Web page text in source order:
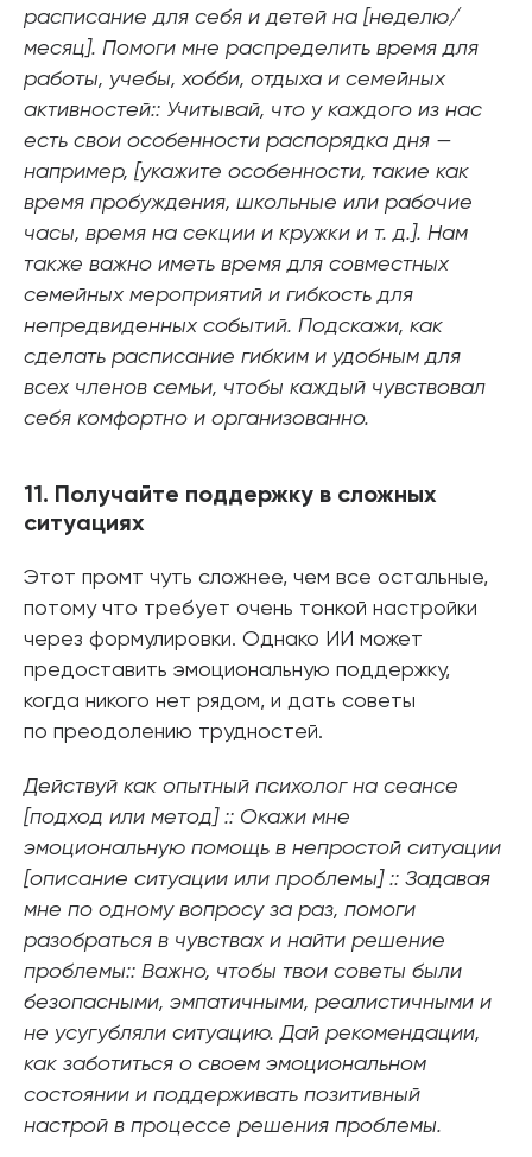
расписание для себя и детей на [неделю/
месяц]. Помоги мне распределить время для
работы, учебы, хобби, отдыха и семейных
активностей:: Учитывай, что у каждого из нас
есть свои особенности распорядка дня —
например, [укажите особенности, такие как
время пробуждения, школьные или рабочие
часы, время на секции и кружки и т. д.]. Нам
также важно иметь время для совместных
семейных мероприятий и гибкость для
непредвиденных событий. Подскажи, как
сделать расписание гибким и удобным для
всех членов семьи, чтобы каждый чувствовал
себя комфортно и организованно.
11. Получайте поддержку в сложных
ситуациях
Этот промт чуть сложнее, чем все остальные,
потому что требует очень тонкой настройки
через формулировки. Однако ИИ может
предоставить эмоциональную поддержку,
когда никого нет рядом, и дать советы
по преодолению трудностей.
Действуй как опытный психолог на сеансе
[подход или метод] :: Окажи мне
эмоциональную помощь в непростой ситуации
[описание ситуации или проблемы] :: Задавая
мне по одному вопросу за раз, помоги
разобраться в чувствах и найти решение
проблемы:: Важно, чтобы твои советы были
безопасными, эмпатичными, реалистичными и
не усугубляли ситуацию. Дай рекомендации,
как заботиться о своем эмоциональном
состоянии и поддерживать позитивный
настрой в процессе решения проблемы.